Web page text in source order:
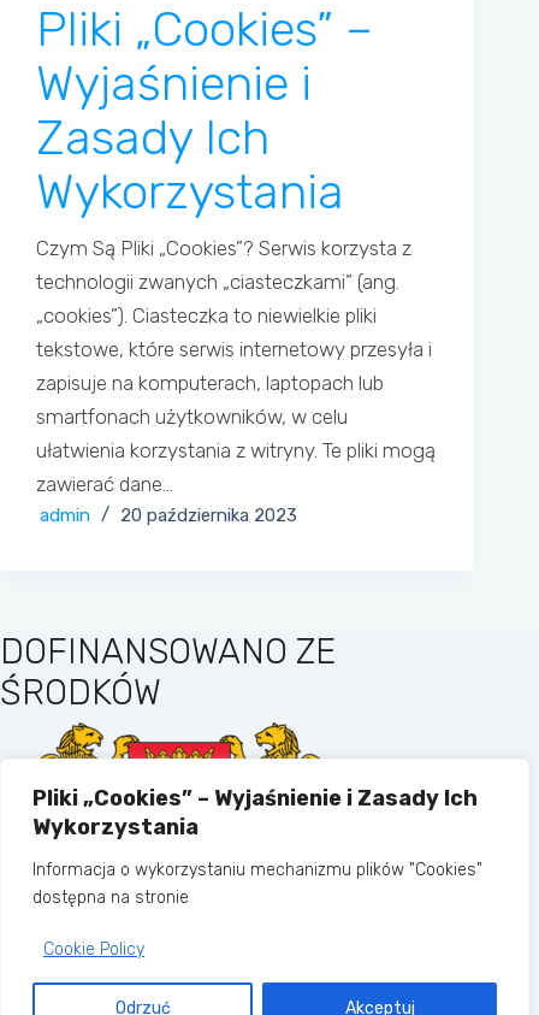
Pliki „Cookies” – Wyjaśnienie i Zasady Ich
Wykorzystania
Informacja o wykorzystaniu mechanizmu plików "Cookies"
dostępna na stronie
Cookie Policy
Odrzuć Akceptuj
Pliki „Cookies” –
Wyjaśnienie i
Zasady Ich
Wykorzystania
Czym Są Pliki „Cookies”? Serwis korzysta z
technologii zwanych „ciasteczkami” (ang.
„cookies”). Ciasteczka to niewielkie pliki
tekstowe, które serwis internetowy przesyła i
zapisuje na komputerach, laptopach lub
smartfonach użytkowników, w celu
ułatwienia korzystania z witryny. Te pliki mogą
zawierać dane…
admin 20 października 2023
DOFINANSOWANO ZE
ŚRODKÓW
MIASTO GDAŃSK